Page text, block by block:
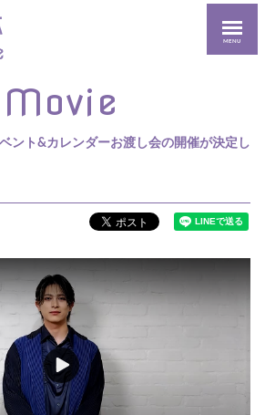
MENU
Movie
ント&カレンダーお渡し会の開催が決定し